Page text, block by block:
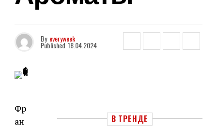
By everyweek
Published 18.04.2024
Фр
ан
В ТРЕНДЕ